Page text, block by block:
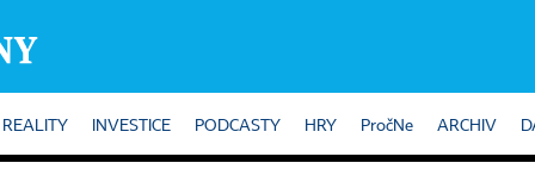
REALITY INVESTICE PODCASTY HRY PročNe ARCHIV